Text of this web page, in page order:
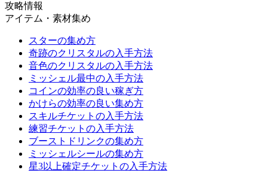
攻略情報
アイテム・素材集め
スターの集め方
奇跡のクリスタルの入手方法
音色のクリスタルの入手方法
ミッシェル最中の入手方法
コインの効率の良い稼ぎ方
かけらの効率の良い集め方
スキルチケットの入手方法
練習チケットの入手方法
ブーストドリンクの集め方
ミッシェルシールの集め方
星3以上確定チケットの入手方法